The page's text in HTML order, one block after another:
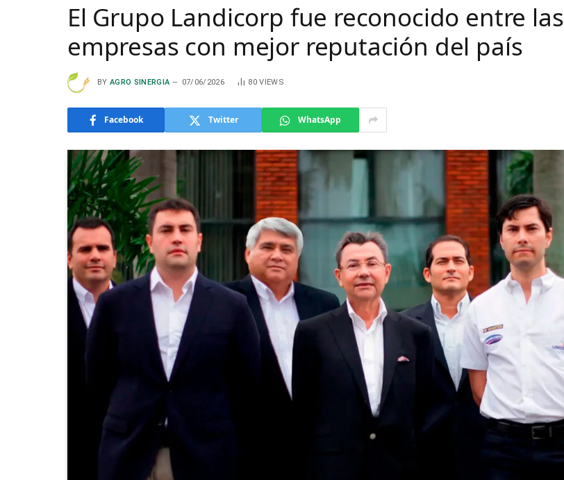
El Grupo Landicorp fue reconocido entre las
empresas con mejor reputación del país
BY AGRO SINERGIA 07/06/2026 80VIEWS
Facebook Twitter WhatsApp